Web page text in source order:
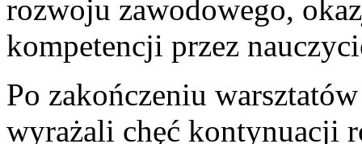
rozwoju zawodowego,
kompetencji przez
Po zakończeniu
wyrażali chęć kontynuacji